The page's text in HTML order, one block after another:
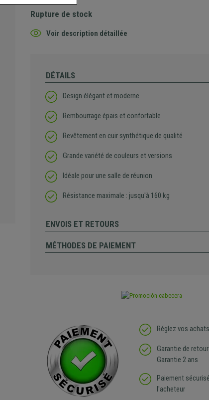
Rupture de stock
Voir description détaillée
DÉTAILS
Design élégant et moderne
Rembourrage épais et confortable
Revêtement en cuir synthétique de qualité
Grande variété de couleurs et versions
Idéale pour une salle de réunion
Résistance maximale : jusqu'à 160 kg
ENVOIS ET RETOURS
MÉTHODES DE PAIEMENT
Réglez vos
Garantie de
Garantie 2 ans
Paiement
l'acheteur